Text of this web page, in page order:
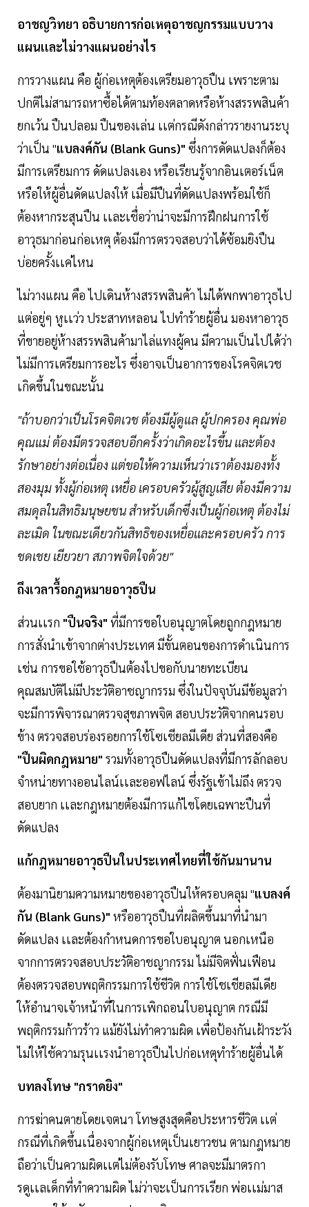
อาชญวิทยา อธิบายการก่อเหตุอาชญกรรมแบบวาง
แผนเเละไม่วางแผนอย่างไร
การวางแผน คือ ผู้ก่อเหตุต้องเตรียมอาวุธปืน เพราะตาม
ปกติไม่สามารถหาซื้อได้ตามท้องตลาดหรือห้างสรรพสินค้า
ยกเว้น ปืนปลอม ปืนของเล่น เเต่กรณีดังกล่าวรายงานระบุ
ว่าเป็น "แบลงค์กัน (Blank Guns)" ซึ่งการดัดแปลงก็ต้อง
มีการเตรียมการ ดัดแปลงเอง หรือเรียนรู้จากอินเตอร์เน็ต
หรือให้ผู้อื่นดัดแปลงให้ เมื่อมีปืนที่ดัดแปลงพร้อมใช้ก็
ต้องหากระสุนปืน เเละเชื่อว่าน่าจะมีการฝึกฝนการใช้
อาวุธมาก่อนก่อเหตุ ต้องมีการตรวจสอบว่าได้ซ้อมยิงปืน
บ่อยครั้งเเค่ไหน
ไม่วางแผน คือ ไปเดินห้างสรรพสินค้า ไม่ได้พกพาอาวุธไป
แต่อยู่ๆ หูเเว่ว ประสาทหลอน ไปทำร้ายผู้อื่น มองหาอาวุธ
ที่ขายอยู่ห้างสรรพสินค้ามาไล่แทงผู้คน มีความเป็นไปได้ว่า
ไม่มีการเตรียมการอะไร ซึ่งอาจเป็นอาการของโรคจิตเวช
เกิดขึ้นในขณะนั้น
"ถ้าบอกว่าเป็นโรคจิตเวช ต้องมีผู้ดูแล ผู้ปกครอง คุณพ่อ
คุณแม่ ต้องมีตรวจสอบอีกครั้งว่าเกิดอะไรขึ้น เเละต้อง
รักษาอย่างต่อเนื่อง แต่ขอให้ความเห็นว่าเราต้องมองทั้ง
สองมุม ทั้งผู้ก่อเหตุ เหยื่อ เครอบครัวผู้สูญเสีย ต้องมีความ
สมดุลในสิทธิมนุษยชน สำหรับเด็กซึ่งเป็นผู้ก่อเหตุ ต้องไม่
ละเมิด ในขณะเดียวกันสิทธิของเหยื่อเเละครอบครัว การ
ชดเชย เยียวยา สภาพจิตใจด้วย"
ถึงเวลารื้อกฎหมายอาวุธปืน
ส่วนเเรก "ปืนจริง" ที่มีการขอใบอนุญาตโดยถูกกฎหมาย
การสั่งนำเข้าจากต่างประเทศ มีขั้นตอนของการดำเนินการ
เช่น การขอใช้อาวุธปืนต้องไปขอกับนายทะเบียน
คุณสมบัติไม่มีประวัติอาชญากรรม ซึ่งในปัจจุบันมีข้อมูลว่า
จะมีการพิจารณาตรวจสุขภาพจิต สอบประวัติจากคนรอบ
ข้าง ตรวจสอบร่องรอยการใช้โซเชียลมีเดีย ส่วนที่สองคือ
"ปืนผิดกฎหมาย" รวมทั้งอาวุธปืนดัดแปลงที่มีการลักลอบ
จำหน่ายทางออนไลน์เเละออฟไลน์ ซึ่งรัฐเข้าไม่ถึง ตรวจ
สอบยาก เเละกฎหมายต้องมีการแก้ไขโดยเฉพาะปืนที่
ดัดแปลง
แก้กฎหมายอาวุธปืนในประเทศไทยที่ใช้กันมานาน
ต้องมานิยามความหมายของอาวุธปืนให้ครอบคลุม "แบลงค์
กัน (Blank Guns)" หรืออาวุธปืนที่ผลิตขึ้นมาที่นำมา
ดัดแปลง เเละต้องกำหนดการขอใบอนุญาต นอกเหนือ
จากการตรวจสอบประวัติอาชญากรรม ไม่มีจิตฟั่นเฟือน
ต้องตรวจสอบพฤติกรรมการใช้ชีวิต การใช้โชเชียลมีเดีย
ให้อำนาจเจ้าหน้าที่ในการเพิกถอนใบอนุญาต กรณีมี
พฤติกรรมก้าวร้าว แม้ยังไม่ทำความผิด เพื่อป้องกันเฝ้าระวัง
ไม่ให้ใช้ความรุนเเรงนำอาวุธปืนไปก่อเหตุทำร้ายผู้อื่นได้
บทลงโทษ "กราดยิง"
การฆ่าคนตายโดยเจตนา โทษสูงสุดคือประหารชีวิต เเต่
กรณีที่เกิดขึ้นเนื่องจากผู้ก่อเหตุเป็นเยาวชน ตามกฎหมาย
ถือว่าเป็นความผิดเเต่ไม่ต้องรับโทษ ศาลจะมีมาตรกา
รดูเเลเด็กที่ทำความผิด ไม่ว่าจะเป็นการเรียก พ่อเเม่มาส